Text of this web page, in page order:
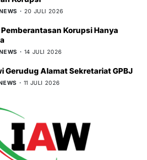
20 JULI 2026
Korupsi Hanya
14 JULI 2026
Gerudug Alamat Sekretariat GPBJ
11 JULI 2026